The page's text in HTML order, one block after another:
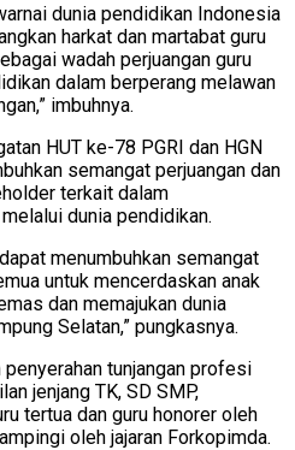
dunia pendidikan Indonesia
harkat dan martabat guru
wadah perjuangan guru
dalam berperang melawan
imbuhnya.
HUT ke-78 PGRI dan HGN
semangat perjuangan dan
terkait dalam
dunia pendidikan.
menumbuhkan semangat
untuk mencerdaskan anak
dan memajukan dunia
Selatan,” pungkasnya.
tunjangan profesi
jenjang TK, SD SMP,
tertua dan guru honorer oleh
oleh jajaran Forkopimda.